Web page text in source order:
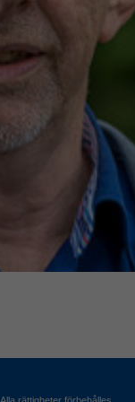
Alla rättigheter förbehålles